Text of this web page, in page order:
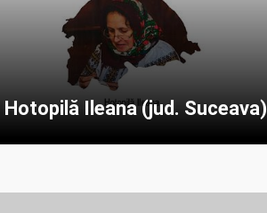
Hotopilă Ileana (jud. Suceava)